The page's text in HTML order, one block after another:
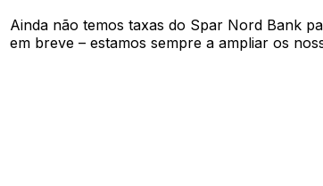
Ainda não temos taxas do Spar Nord Bank
em breve – estamos sempre a ampliar os